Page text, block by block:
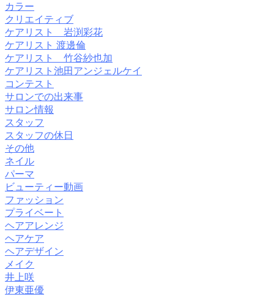
カラー
クリエイティブ
ケアリスト 岩渕彩花
ケアリスト 渡邊倫
ケアリスト 竹谷紗也加
ケアリスト池田アンジェルケイ
コンテスト
サロンでの出来事
サロン情報
スタッフ
スタッフの休日
その他
ネイル
パーマ
ビューティー動画
ファッション
プライベート
ヘアアレンジ
ヘアケア
ヘアデザイン
メイク
井上咲
伊東亜優